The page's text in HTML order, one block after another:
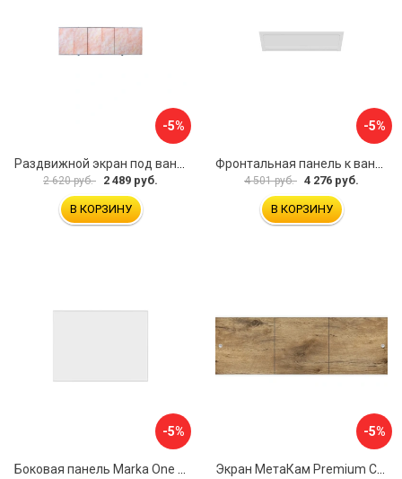
-5%
2 620 руб. 2 489 руб.
В КОРЗИНУ
-5%
4 501 руб. 4 276 руб.
В КОРЗИНУ
-5%
Боковая панель Marka One Flat 80 MG L 02бфл80мгл
-5%
Экран МетаКам Premium Collection 4650208860133